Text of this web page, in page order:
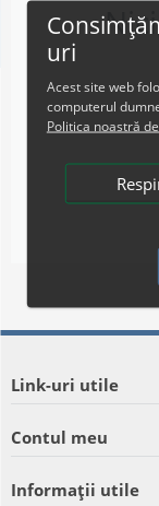
Link-uri utile
Contul meu
Informații utile
uri
Acest site web
computerul
Politica noastră